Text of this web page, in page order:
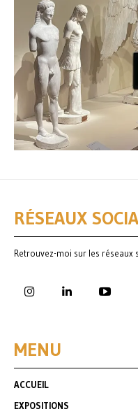
RÉSEAUX
Retrouvez-moi sur les réseaux
MENU
ACCUEIL
EXPOSITIONS